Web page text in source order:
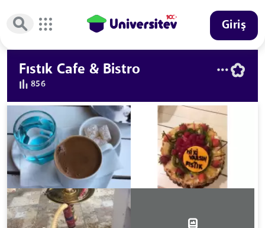
Giriş
Fıstık Cafe & Bistro
856